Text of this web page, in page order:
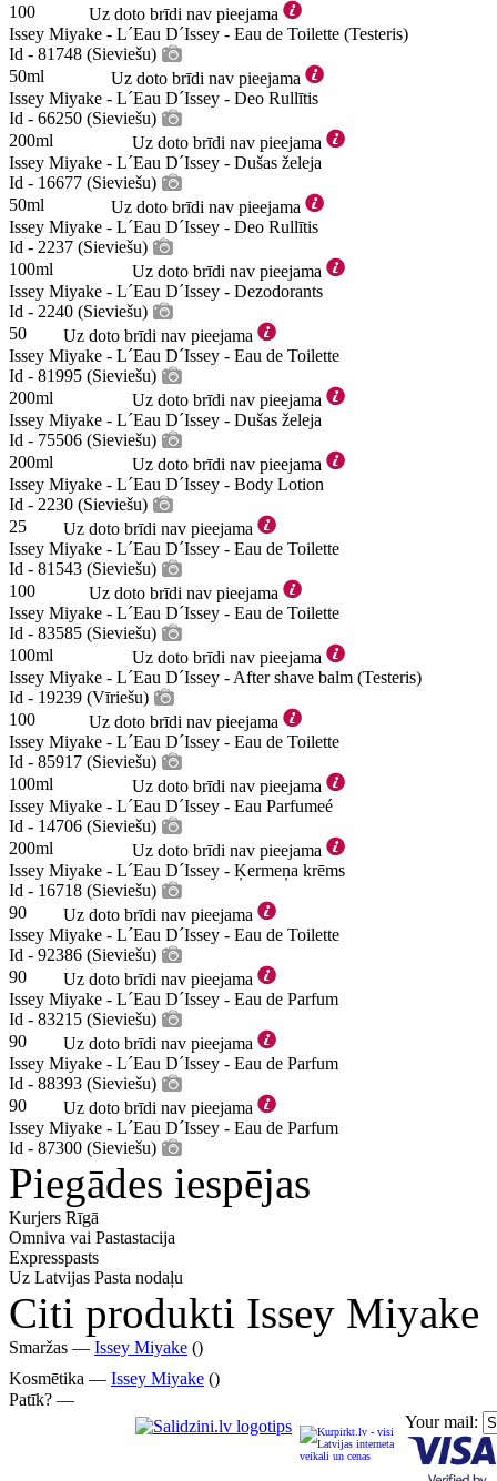
100
Uz doto brīdi nav pieejama
Issey Miyake - L´Eau D´Issey - Eau de Toilette (Testeris)
Id - 81748 (Sieviešu)
50ml
Uz doto brīdi nav pieejama
Issey Miyake - L´Eau D´Issey - Deo Rullītis
Id - 66250 (Sieviešu)
200ml
Uz doto brīdi nav pieejama
Issey Miyake - L´Eau D´Issey - Dušas želeja
Id - 16677 (Sieviešu)
50ml
Uz doto brīdi nav pieejama
Issey Miyake - L´Eau D´Issey - Deo Rullītis
Id - 2237 (Sieviešu)
100ml
Uz doto brīdi nav pieejama
Issey Miyake - L´Eau D´Issey - Dezodorants
Id - 2240 (Sieviešu)
50
Uz doto brīdi nav pieejama
Issey Miyake - L´Eau D´Issey - Eau de Toilette
Id - 81995 (Sieviešu)
200ml
Uz doto brīdi nav pieejama
Issey Miyake - L´Eau D´Issey - Dušas želeja
Id - 75506 (Sieviešu)
200ml
Uz doto brīdi nav pieejama
Issey Miyake - L´Eau D´Issey - Body Lotion
Id - 2230 (Sieviešu)
25
Uz doto brīdi nav pieejama
Issey Miyake - L´Eau D´Issey - Eau de Toilette
Id - 81543 (Sieviešu)
100
Uz doto brīdi nav pieejama
Issey Miyake - L´Eau D´Issey - Eau de Toilette
Id - 83585 (Sieviešu)
100ml
Uz doto brīdi nav pieejama
Issey Miyake - L´Eau D´Issey - After shave balm (Testeris)
Id - 19239 (Vīriešu)
100
Uz doto brīdi nav pieejama
Issey Miyake - L´Eau D´Issey - Eau de Toilette
Id - 85917 (Sieviešu)
100ml
Uz doto brīdi nav pieejama
Issey Miyake - L´Eau D´Issey - Eau Parfumeé
Id - 14706 (Sieviešu)
200ml
Uz doto brīdi nav pieejama
Issey Miyake - L´Eau D´Issey - Ķermeņa krēms
Id - 16718 (Sieviešu)
90
Uz doto brīdi nav pieejama
Issey Miyake - L´Eau D´Issey - Eau de Toilette
Id - 92386 (Sieviešu)
90
Uz doto brīdi nav pieejama
Issey Miyake - L´Eau D´Issey - Eau de Parfum
Id - 83215 (Sieviešu)
90
Uz doto brīdi nav pieejama
Issey Miyake - L´Eau D´Issey - Eau de Parfum
Id - 88393 (Sieviešu)
90
Uz doto brīdi nav pieejama
Issey Miyake - L´Eau D´Issey - Eau de Parfum
Id - 87300 (Sieviešu)
Piegādes iespējas
Kurjers Rīgā
Omniva vai Pastastacija
Expresspasts
Uz Latvijas Pasta nodaļu
Citi produkti Issey Miyake
Smaržas — Issey Miyake ()
Kosmētika — Issey Miyake ()
Patīk? —
Your mail: